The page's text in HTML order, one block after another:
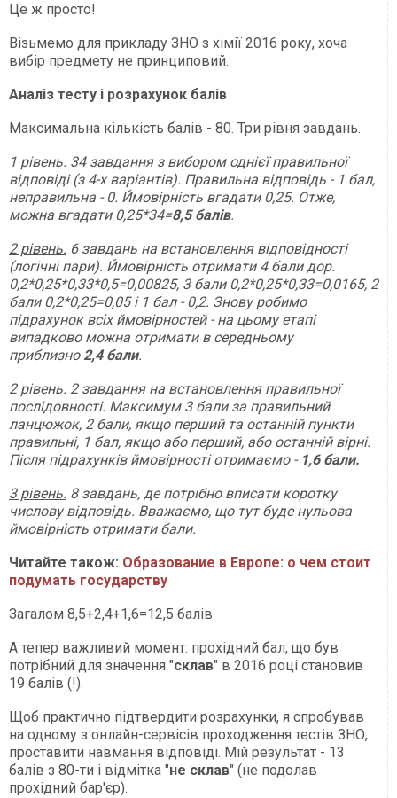
Це ж просто!
Візьмемо для прикладу ЗНО з хімії 2016 року, хоча
вибір предмету не принциповий.
Аналіз тесту і розрахунок балів
Максимальна кількість балів - 80. Три рівня завдань.
1 рівень. 34 завдання з вибором однієї правильної
відповіді (з 4-х варіантів). Правильна відповідь - 1 бал,
неправильна - 0. Ймовірність вгадати 0,25. Отже,
можна вгадати 0,25*34=8,5 балів.
2 рівень. 6 завдань на встановлення відповідності
(логічні пари). Ймовірність отримати 4 бали дор.
0,2*0,25*0,33*0,5=0,00825, 3 бали 0,2*0,25*0,33=0,0165, 2
бали 0,2*0,25=0,05 і 1 бал - 0,2. Знову робимо
підрахунок всіх ймовірностей - на цьому етапі
випадково можна отримати в середньому
приблизно 2,4 бали.
2 рівень. 2 завдання на встановлення правильної
послідовності. Максимум 3 бали за правильний
ланцюжок, 2 бали, якщо перший та останній пункти
правильні, 1 бал, якщо або перший, або останній вірні.
Після підрахунків ймовірності отримаємо - 1,6 бали.
3 рівень. 8 завдань, де потрібно вписати коротку
числову відповідь. Вважаємо, що тут буде нульова
ймовірність отримати бали.
Читайте також: Образование в Европе: о чем стоит
подумать государству
Загалом 8,5+2,4+1,6=12,5 балів
А тепер важливий момент: прохідний бал, що був
потрібний для значення "склав" в 2016 році становив
19 балів (!).
Щоб практично підтвердити розрахунки, я спробував
на одному з онлайн-сервісів проходження тестів ЗНО,
проставити навмання відповіді. Мій результат - 13
балів з 80-ти і відмітка "не склав" (не подолав
прохідний бар'єр).